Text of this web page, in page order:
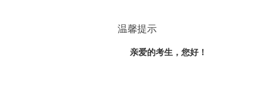
温馨提示
亲爱的考生，您好！